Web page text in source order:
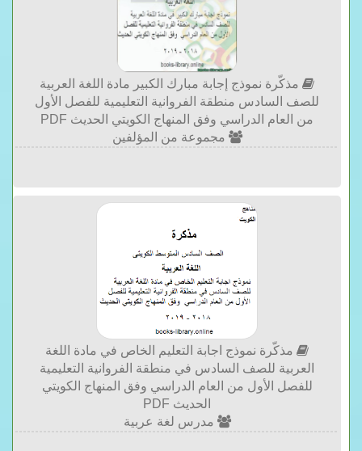
مذكّرة نموذج إجابة مبارك الكبير مادة اللغة العربية
للصف السادس منطقة الفروانية التعليمية للفصل الأول
من العام الدراسي وفق المنهاج الكويتي الحديث PDF
مجموعة من المؤلفين
مذكّرة نموذج اجابة التعليم الخاص في مادة اللغة
العربية للصف السادس في منطقة الفروانية التعليمية
للفصل الأول من العام الدراسي وفق المنهاج الكويتي
الحديث PDF
مدرس لغة عربية